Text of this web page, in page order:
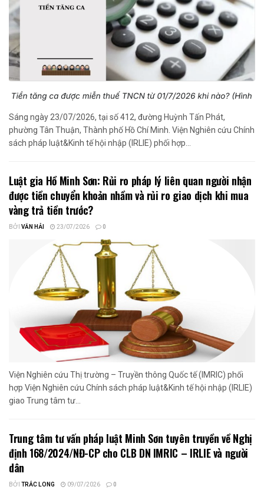
Sáng ngày 23/07/2026, tại số 412, đường Huỳnh Tấn Phát,
phường Tân Thuận, Thành phố Hồ Chí Minh. Viện Nghiên cứu Chính
sách pháp luật&Kinh tế hội nhập (IRLIE) phối hợp...
Luật gia Hồ Minh Sơn: Rủi ro pháp lý liên quan người nhận
được tiền chuyển khoản nhầm và rủi ro giao dịch khi mua
vàng trả tiền trước?
BỞI VĂN HẢI 23/07/2026 0
Viện Nghiên cứu Thị trường – Truyền thông Quốc tế (IMRIC) phối
hợp Viện Nghiên cứu Chính sách pháp luật&Kinh tế hội nhập (IRLIE)
giao Trung tâm tư...
Trung tâm tư vấn pháp luật Minh Sơn tuyên truyền về Nghị
định 168/2024/NĐ-CP cho CLB DN IMRIC – IRLIE và người
dân
BỞI TRẮC LONG 09/07/2026 0